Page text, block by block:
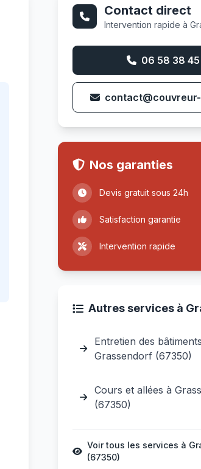
Contact direct
Intervention rapide à
06 58 38
Nos garanties
Devis gratuit sous 24h
Satisfaction garantie
Intervention rapide
Autres services à
Entretien des
Grassendorf (67350)
Cours et allées à
(67350)
Voir tous les services à
(67350)